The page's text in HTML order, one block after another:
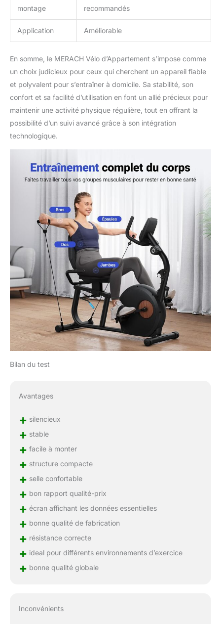
montage
recommandés
Application Améliorable
En somme, le MERACH Vélo d’Appartement s’impose comme
un choix judicieux pour ceux qui cherchent un appareil fiable
et polyvalent pour s’entraîner à domicile. Sa stabilité, son
confort et sa facilité d’utilisation en font un allié précieux pour
maintenir une activité physique régulière, tout en offrant la
possibilité d’un suivi avancé grâce à son intégration
technologique.
Bilan du test
Avantages
+ silencieux
+ stable
+ facile à monter
+ structure compacte
+ selle confortable
+ bon rapport qualité-prix
+ écran affichant les données essentielles
+ bonne qualité de fabrication
+ résistance correcte
+ ideal pour différents environnements d’exercice
+ bonne qualité globale
Inconvénients